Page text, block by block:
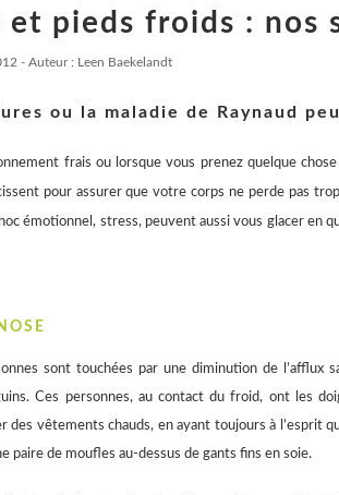
et pieds froids : nos
- Auteur : Leen Baekelandt
ou la maladie de Raynaud
frais ou lorsque vous prenez quelque
pour assurer que votre corps ne perde pas
émotionnel, stress, peuvent aussi vous glacer en
sont touchées par une diminution de l’afflux
Ces personnes, au contact du froid, ont les
des vêtements chauds, en ayant toujours à l’esprit
paire de moufles au-dessus de gants fins en soie.